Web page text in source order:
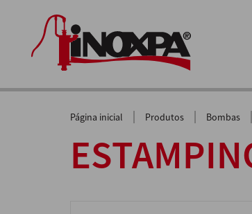
Página inicial | Produtos | Bombas |